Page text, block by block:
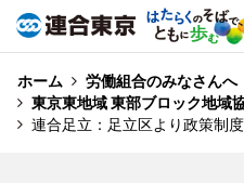
ホーム 労働組合のみなさんへ
東京東地域 東部ブロック地域
連合足立：足立区より政策制